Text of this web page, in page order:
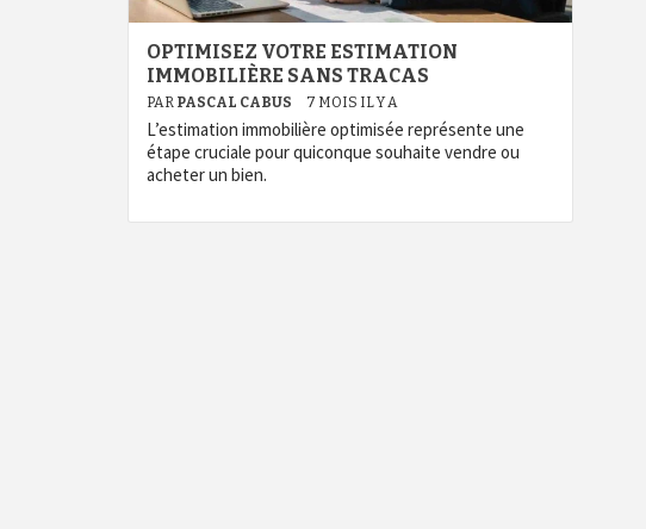
OPTIMISEZ VOTRE ESTIMATION
IMMOBILIÈRE SANS TRACAS
PAR PASCAL CABUS 7 MOIS IL Y A
L’estimation immobilière optimisée représente une
étape cruciale pour quiconque souhaite vendre ou
acheter un bien.